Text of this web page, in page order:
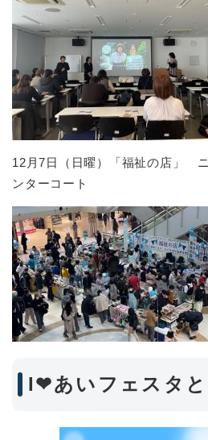
12月7日（日曜）「福祉の店」
ンターコート
I❤あいフェスタ